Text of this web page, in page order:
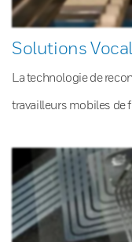
Solutions
La technologie de
travailleurs mobiles de